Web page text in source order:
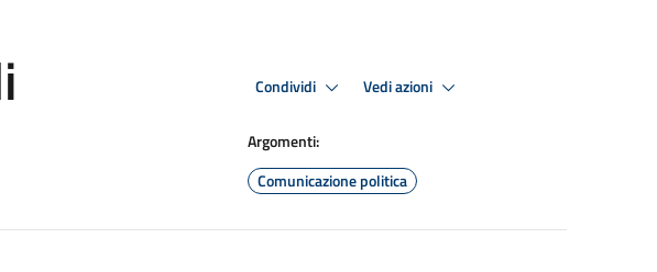
Condividi Vedi azioni
Argomenti:
Comunicazione politica